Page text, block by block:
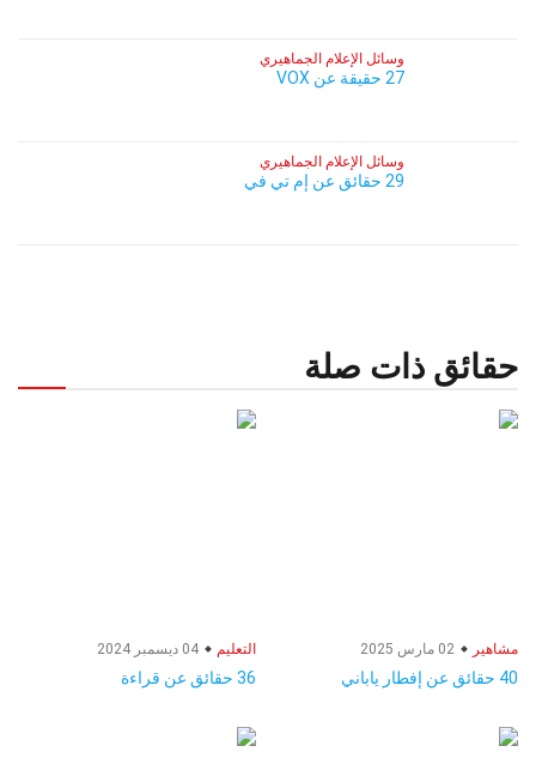
وسائل الإعلام الجماهيري
27 حقيقة عن VOX
وسائل الإعلام الجماهيري
29 حقائق عن إم تي في
حقائق ذات صلة
مشاهير
40 حقائق عن إفطار ياباني
التعليم
36 حقائق عن قراءة